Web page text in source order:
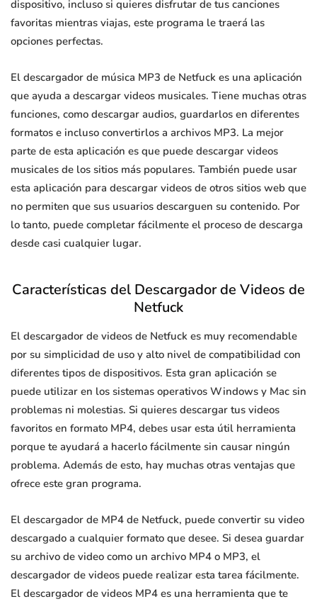
dispositivo, incluso si quieres disfrutar de tus canciones
favoritas mientras viajas, este programa le traerá las
opciones perfectas.
El descargador de música MP3 de Netfuck es una aplicación
que ayuda a descargar videos musicales. Tiene muchas otras
funciones, como descargar audios, guardarlos en diferentes
formatos e incluso convertirlos a archivos MP3. La mejor
parte de esta aplicación es que puede descargar videos
musicales de los sitios más populares. También puede usar
esta aplicación para descargar videos de otros sitios web que
no permiten que sus usuarios descarguen su contenido. Por
lo tanto, puede completar fácilmente el proceso de descarga
desde casi cualquier lugar.
Características del Descargador de Videos de
Netfuck
El descargador de videos de Netfuck es muy recomendable
por su simplicidad de uso y alto nivel de compatibilidad con
diferentes tipos de dispositivos. Esta gran aplicación se
puede utilizar en los sistemas operativos Windows y Mac sin
problemas ni molestias. Si quieres descargar tus videos
favoritos en formato MP4, debes usar esta útil herramienta
porque te ayudará a hacerlo fácilmente sin causar ningún
problema. Además de esto, hay muchas otras ventajas que
ofrece este gran programa.
El descargador de MP4 de Netfuck, puede convertir su video
descargado a cualquier formato que desee. Si desea guardar
su archivo de video como un archivo MP4 o MP3, el
descargador de videos puede realizar esta tarea fácilmente.
El descargador de videos MP4 es una herramienta que te